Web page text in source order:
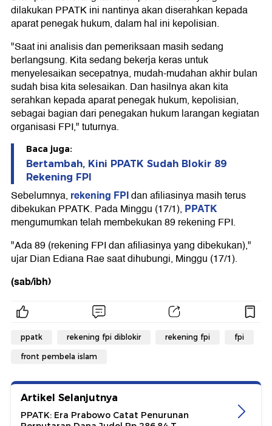
dilakukan PPATK ini nantinya akan diserahkan kepada
aparat penegak hukum, dalam hal ini kepolisian.
"Saat ini analisis dan pemeriksaan masih sedang
berlangsung. Kita sedang bekerja keras untuk
menyelesaikan secepatnya, mudah-mudahan akhir bulan
sudah bisa kita selesaikan. Dan hasilnya akan kita
serahkan kepada aparat penegak hukum, kepolisian,
sebagai bagian dari penegakan hukum larangan kegiatan
organisasi FPI," tuturnya.
Baca juga:
Bertambah, Kini PPATK Sudah Blokir 89
Rekening FPI
Sebelumnya, rekening FPIdan afiliasinya masih terus
dibekukan PPATK. Pada Minggu (17/1), PPATK
mengumumkan telah membekukan 89 rekening FPI.
"Ada 89 (rekening FPI dan afiliasinya yang dibekukan),"
ujar Dian Ediana Rae saat dihubungi, Minggu (17/1).
(sab/ibh)
ppatk rekening fpi diblokir rekening fpi fpi
front pembela islam
Artikel Selanjutnya
PPATK: Era Prabowo Catat Penurunan